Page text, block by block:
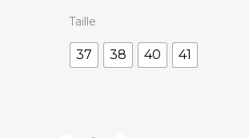
Taille
37 38 40 41